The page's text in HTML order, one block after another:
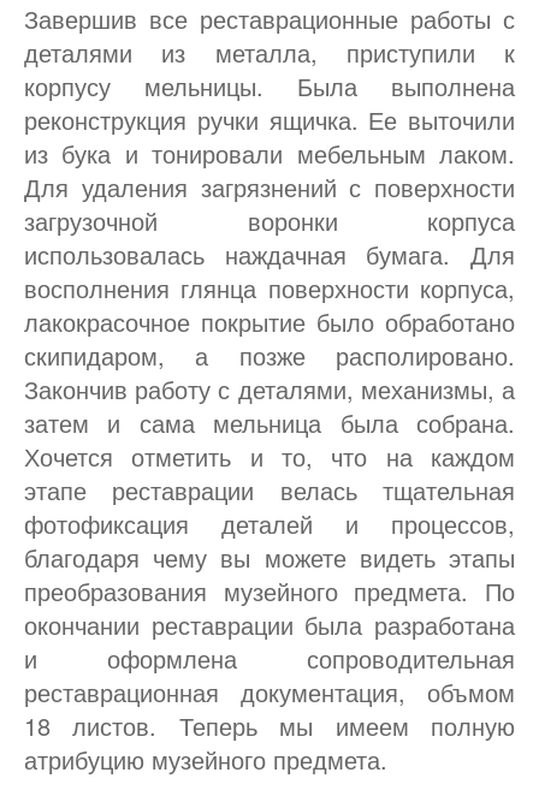
Завершив все реставрационные работы с
деталями из металла, приступили к
корпусу мельницы. Была выполнена
реконструкция ручки ящичка. Ее выточили
из бука и тонировали мебельным лаком.
Для удаления загрязнений с поверхности
загрузочной воронки корпуса
использовалась наждачная бумага. Для
восполнения глянца поверхности корпуса,
лакокрасочное покрытие было обработано
скипидаром, а позже располировано.
Закончив работу с деталями, механизмы, а
затем и сама мельница была собрана.
Хочется отметить и то, что на каждом
этапе реставрации велась тщательная
фотофиксация деталей и процессов,
благодаря чему вы можете видеть этапы
преобразования музейного предмета. По
окончании реставрации была разработана
и оформлена сопроводительная
реставрационная документация, объмом
18 листов. Теперь мы имеем полную
атрибуцию музейного предмета.